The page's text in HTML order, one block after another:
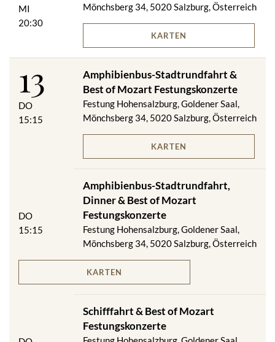
MI
20:30
Mönchsberg 34, 5020 Salzburg, Österreich
KARTEN
13
DO
15:15
Amphibienbus-Stadtrundfahrt &
Best of Mozart Festungskonzerte
Festung Hohensalzburg, Goldener Saal,
Mönchsberg 34, 5020 Salzburg, Österreich
KARTEN
DO
15:15
Amphibienbus-Stadtrundfahrt,
Dinner & Best of Mozart
Festungskonzerte
Festung Hohensalzburg, Goldener Saal,
Mönchsberg 34, 5020 Salzburg, Österreich
KARTEN
Schifffahrt & Best of Mozart
Festungskonzerte